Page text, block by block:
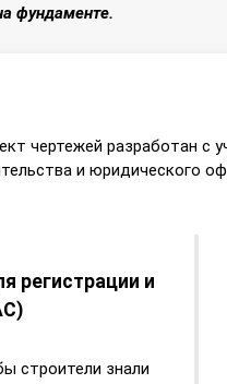
фундаменте.
чертежей разработан с
и юридического
регистрации и
строители знали